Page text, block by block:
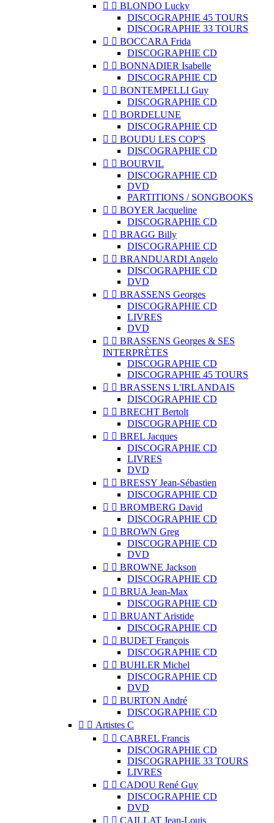
  BLONDO Lucky
DISCOGRAPHIE 45 TOURS
DISCOGRAPHIE 33 TOURS
  BOCCARA Frida
DISCOGRAPHIE CD
  BONNADIER Isabelle
DISCOGRAPHIE CD
  BONTEMPELLI Guy
DISCOGRAPHIE CD
  BORDELUNE
DISCOGRAPHIE CD
  BOUDU LES COP'S
DISCOGRAPHIE CD
  BOURVIL
DISCOGRAPHIE CD
DVD
PARTITIONS / SONGBOOKS
  BOYER Jacqueline
DISCOGRAPHIE CD
  BRAGG Billy
DISCOGRAPHIE CD
  BRANDUARDI Angelo
DISCOGRAPHIE CD
DVD
  BRASSENS Georges
DISCOGRAPHIE CD
LIVRES
DVD
  BRASSENS Georges & SES
INTERPRÈTES
DISCOGRAPHIE CD
DISCOGRAPHIE 45 TOURS
  BRASSENS L'IRLANDAIS
DISCOGRAPHIE CD
  BRECHT Bertolt
DISCOGRAPHIE CD
  BREL Jacques
DISCOGRAPHIE CD
LIVRES
DVD
  BRESSY Jean-Sébastien
DISCOGRAPHIE CD
  BROMBERG David
DISCOGRAPHIE CD
  BROWN Greg
DISCOGRAPHIE CD
DVD
  BROWNE Jackson
DISCOGRAPHIE CD
  BRUA Jean-Max
DISCOGRAPHIE CD
  BRUANT Aristide
DISCOGRAPHIE CD
  BUDET François
DISCOGRAPHIE CD
  BUHLER Michel
DISCOGRAPHIE CD
DVD
  BURTON André
DISCOGRAPHIE CD
  Artistes C
  CABREL Francis
DISCOGRAPHIE CD
DISCOGRAPHIE 33 TOURS
LIVRES
  CADOU René Guy
DISCOGRAPHIE CD
DVD
  CAILLAT Jean-Louis